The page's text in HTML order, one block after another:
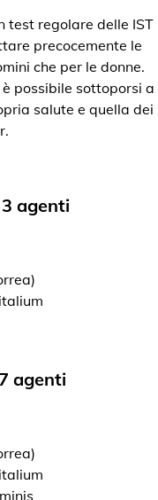
test regolare delle IST
precocemente le
che per le donne.
possibile sottoporsi a
salute e quella dei
agenti
agenti